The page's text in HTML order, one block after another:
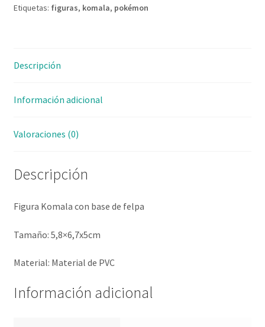
Etiquetas: figuras, komala, pokémon
Descripción
Información adicional
Valoraciones (0)
Descripción
Figura Komala con base de felpa
Tamaño: 5,8×6,7x5cm
Material: Material de PVC
Información adicional